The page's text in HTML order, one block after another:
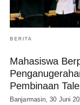
BERITA
Mahasiswa
Pembinaan
Banjarmasin, 30 Juni